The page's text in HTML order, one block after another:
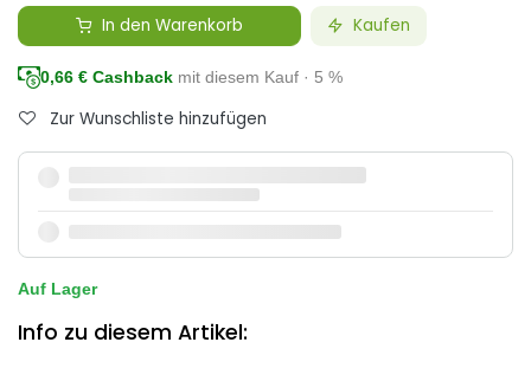
In den Warenkorb Kaufen
0,66 € Cashback mit diesem Kauf · 5 %
Zur Wunschliste hinzufügen
Auf Lager
Info zu diesem Artikel: